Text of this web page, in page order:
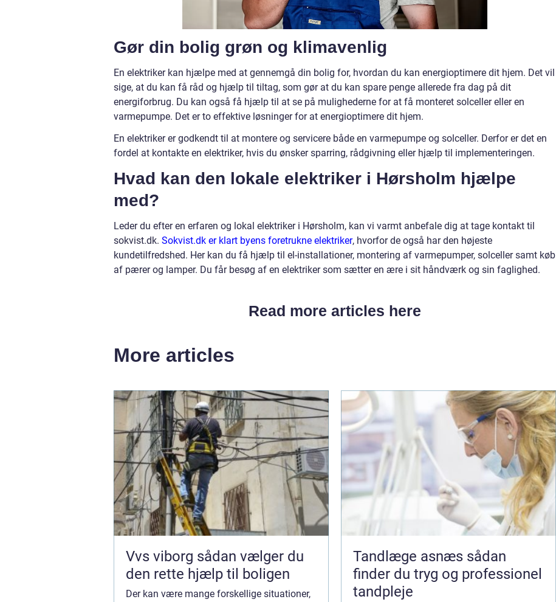
Gør din bolig grøn og klimavenlig
En elektriker kan hjælpe med at gennemgå din bolig for, hvordan du kan energioptimere dit hjem. Det vil
sige, at du kan få råd og hjælp til tiltag, som gør at du kan spare penge allerede fra dag på dit
energiforbrug. Du kan også få hjælp til at se på mulighederne for at få monteret solceller eller en
varmepumpe. Det er to effektive løsninger for at energioptimere dit hjem.
En elektriker er godkendt til at montere og servicere både en varmepumpe og solceller. Derfor er det en
fordel at kontakte en elektriker, hvis du ønsker sparring, rådgivning eller hjælp til implementeringen.
Hvad kan den lokale elektriker i Hørsholm hjælpe
med?
Leder du efter en erfaren og lokal elektriker i Hørsholm, kan vi varmt anbefale dig at tage kontakt til
sokvist.dk. Sokvist.dk er klart byens foretrukne elektriker, hvorfor de også har den højeste
kundetilfredshed. Her kan du få hjælp til el-installationer, montering af varmepumper, solceller samt køb
af pærer og lamper. Du får besøg af en elektriker som sætter en ære i sit håndværk og sin faglighed.
Read more articles here
More articles
Vvs viborg sådan vælger du
den rette hjælp til boligen
Der kan være mange forskellige situationer,
Tandlæge asnæs sådan
finder du tryg og professionel
tandpleje